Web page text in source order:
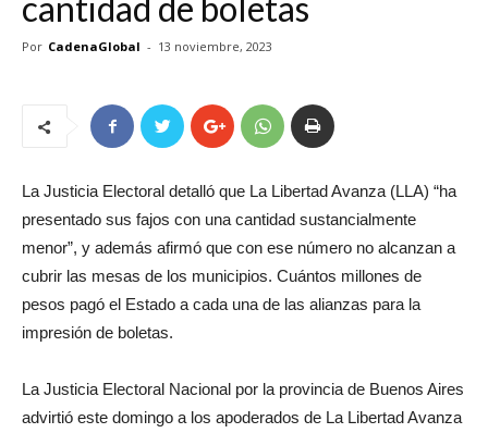
cantidad de boletas
Por CadenaGlobal - 13 noviembre, 2023
La Justicia Electoral detalló que La Libertad Avanza (LLA) “ha
presentado sus fajos con una cantidad sustancialmente
menor”, y además afirmó que con ese número no alcanzan a
cubrir las mesas de los municipios. Cuántos millones de
pesos pagó el Estado a cada una de las alianzas para la
impresión de boletas.
La Justicia Electoral Nacional por la provincia de Buenos Aires
advirtió este domingo a los apoderados de La Libertad Avanza